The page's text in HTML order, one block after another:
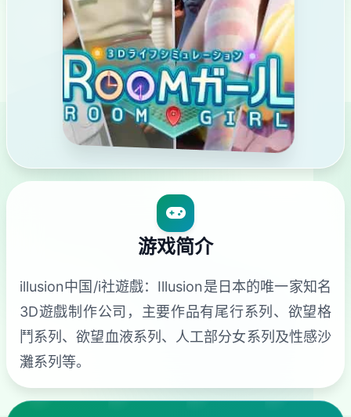
游戏简介
illusion中国/i社遊戲：Illusion是日本的唯一家知名
3D遊戲制作公司，主要作品有尾行系列、欲望格
鬥系列、欲望血液系列、人工部分女系列及性感沙
灘系列等。